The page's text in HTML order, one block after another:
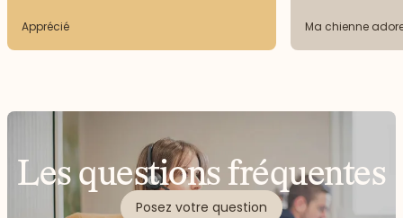
Apprécié Ma chienne
Les questions fréquentes
Posez votre question